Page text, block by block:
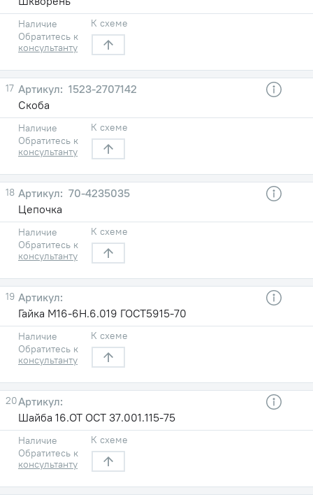
Наличие
Обратитесь к
консультанту
К схеме
17
1523-2707142
Скоба
Наличие
Обратитесь к
консультанту
К схеме
18
70-4235035
Цепочка
Наличие
Обратитесь к
консультанту
К схеме
19
Гайка М16-6Н.6.019 ГОСТ5915-70
Наличие
Обратитесь к
консультанту
К схеме
20
Шайба 16.ОТ ОСТ 37.001.115-75
Наличие
Обратитесь к
консультанту
К схеме